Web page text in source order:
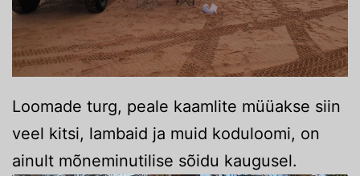
Loomade turg, peale kaamlite müüakse siin
veel kitsi, lambaid ja muid koduloomi, on
ainult mõneminutilise sõidu kaugusel.